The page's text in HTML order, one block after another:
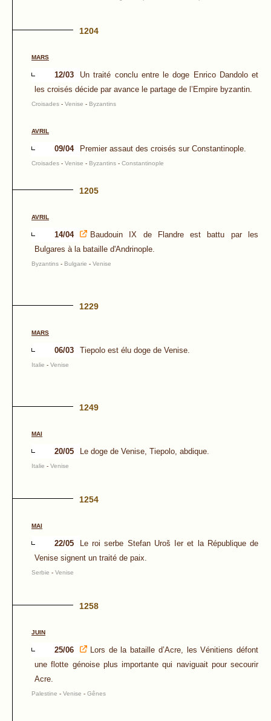
1204
MARS
12/03
Un traité conclu entre le doge Enrico Dandolo et
les croisés décide par avance le partage de l’Empire byzantin.
Croisades - Venise - Byzantins
AVRIL
09/04 Premier assaut des croisés sur Constantinople.
Croisades - Venise - Byzantins - Constantinople
1205
AVRIL
14/04
Baudouin IX de Flandre est battu par les
Bulgares à la bataille d'Andrinople.
Byzantins - Bulgarie - Venise
1229
MARS
06/03 Tiepolo est élu doge de Venise.
Italie - Venise
1249
MAI
20/05 Le doge de Venise, Tiepolo, abdique.
Italie - Venise
1254
MAI
22/05
Le roi serbe Stefan Uroš Ier et la République de
Venise signent un traité de paix.
Serbie - Venise
1258
JUIN
25/06
Lors de la bataille d’Acre, les Vénitiens défont
une flotte génoise plus importante qui naviguait pour secourir
Acre.
Palestine - Venise - Gênes